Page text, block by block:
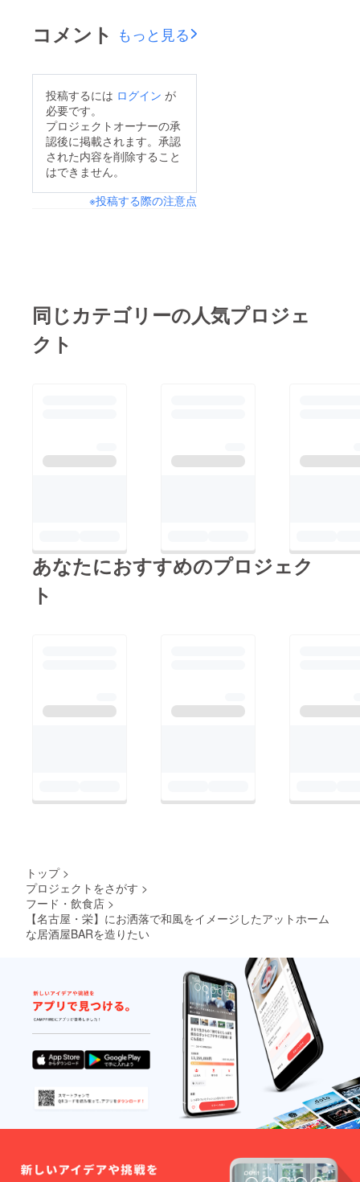
コメント もっと見る
投稿するには ログイン が
必要です。
プロジェクトオーナーの承
認後に掲載されます。承認
された内容を削除すること
はできません。
※投稿する際の注意点
同じカテゴリーの人気プロジェ
クト
あなたにおすすめのプロジェク
ト
トップ >
プロジェクトをさがす >
フード・飲食店 >
【名古屋・栄】にお洒落で和風をイメージしたアットホーム
な居酒屋BARを造りたい